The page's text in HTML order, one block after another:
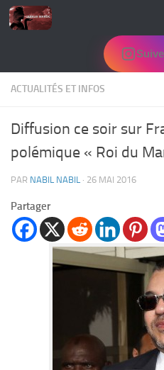
Skip to content
ACTUALITÉS ET INFOS
Diffusion ce soir sur
polémique « Roi du
PAR NABIL NABIL · 26 MAI 2016
Partager